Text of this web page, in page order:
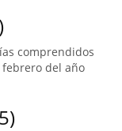
comprendidos
del año